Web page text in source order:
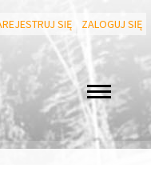
SIĘ ZALOGUJ SIĘ